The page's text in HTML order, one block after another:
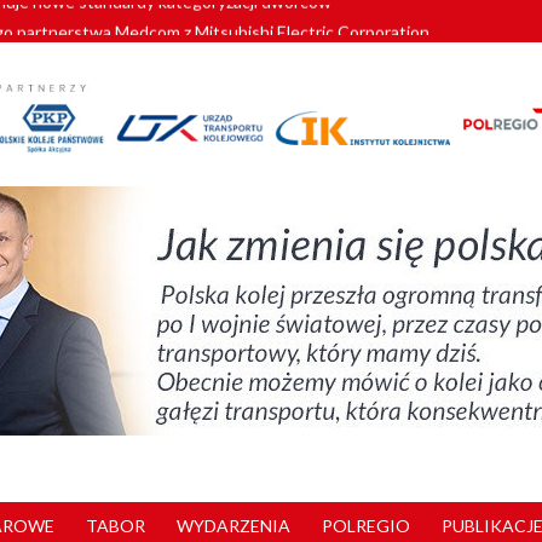
partnerstwa Medcom z Mitsubishi Electric Corporation
znów szuka dostawcy nowych EZT
kolejowych w północnej Wielkopolsce. Łatwiejsze dojazdy do pracy i
nowe standardy kategoryzacji dworców
TABOR WYDARZENIA POLREGIO